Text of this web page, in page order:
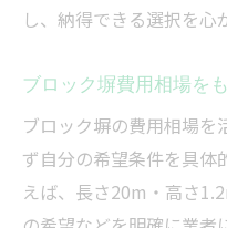
し、納得できる選択を心
ブロック塀費用相場を
ブロック塀の費用相場を
ず自分の希望条件を具体
えば、長さ20m・高さ